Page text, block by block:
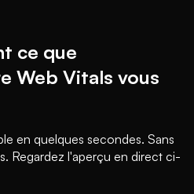
ce que
Web Vitals vous
en quelques secondes. Sans
Regardez l'aperçu en direct ci-